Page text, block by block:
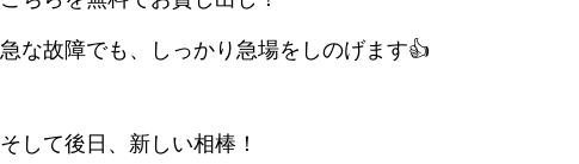
急な故障でも、しっかり急場をしのげます👍
そして後日、新しい相棒！